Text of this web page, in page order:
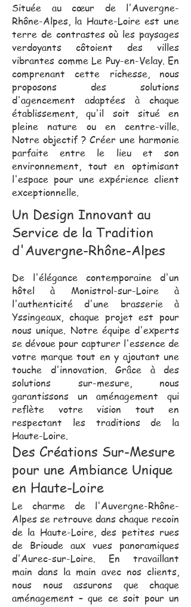
Située au cœur de l'Auvergne-
Rhône-Alpes, la Haute-Loire est une
terre de contrastes où les paysages
verdoyants côtoient des villes
vibrantes comme Le Puy-en-Velay. En
comprenant cette richesse, nous
proposons des solutions
d'agencement adaptées à chaque
établissement, qu'il soit situé en
pleine nature ou en centre-ville.
Notre objectif ? Créer une harmonie
parfaite entre le lieu et son
environnement, tout en optimisant
l'espace pour une expérience client
exceptionnelle.
Un Design Innovant au
Service de la Tradition
d'Auvergne-Rhône-Alpes
De l'élégance contemporaine d'un
hôtel à Monistrol-sur-Loire à
l'authenticité d'une brasserie à
Yssingeaux, chaque projet est pour
nous unique. Notre équipe d'experts
se dévoue pour capturer l'essence de
votre marque tout en y ajoutant une
touche d'innovation. Grâce à des
solutions sur-mesure, nous
garantissons un aménagement qui
reflète votre vision tout en
respectant les traditions de la
Haute-Loire.
Des Créations Sur-Mesure
pour une Ambiance Unique
en Haute-Loire
Le charme de l'Auvergne-Rhône-
Alpes se retrouve dans chaque recoin
de la Haute-Loire, des petites rues
de Brioude aux vues panoramiques
d'Aurec-sur-Loire. En travaillant
main dans la main avec nos clients,
nous nous assurons que chaque
aménagement – que ce soit pour un